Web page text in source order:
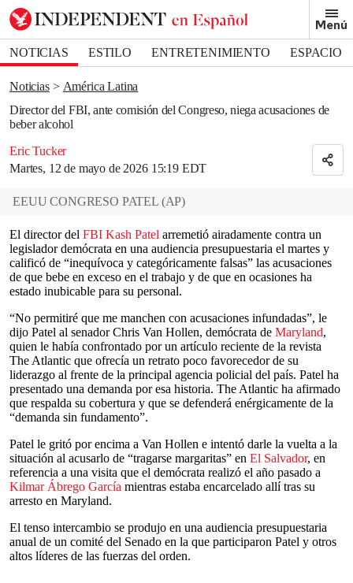
Menú
NOTICIAS ESTILO ENTRETENIMIENTO
ESPACIO
DEPORTES
Noticias
América Latina
Director del FBI, ante comisión del Congreso, niega acusaciones de
beber alcohol
Eric Tucker
Martes, 12 de mayo de 2026 15:19 EDT
Bookmark popover
Removed from bookmarks
Close popover
EEUU CONGRESO PATEL (AP)
El director del FBI Kash Patel arremetió airadamente contra un
legislador demócrata en una audiencia presupuestaria el martes y
calificó de “inequívoca y categóricamente falsas” las acusaciones
de que bebe en exceso en el trabajo y de que en ocasiones ha
estado inubicable para su personal.
“No permitiré que me manchen con acusaciones infundadas”, le
dijo Patel al senador Chris Van Hollen, demócrata de Maryland,
quien le había confrontado por un artículo reciente de la revista
The Atlantic que ofrecía un retrato poco favorecedor de su
liderazgo al frente de la principal agencia policial del país. Patel ha
presentado una demanda por esa historia. The Atlantic ha afirmado
que respalda su cobertura y que se defenderá enérgicamente de la
“demanda sin fundamento”.
Patel le gritó por encima a Van Hollen e intentó darle la vuelta a la
situación al acusarlo de “tragarse margaritas” en El Salvador, en
referencia a una visita que el demócrata realizó el año pasado a
Kilmar Ábrego García mientras estaba encarcelado allí tras su
arresto en Maryland.
El tenso intercambio se produjo en una audiencia presupuestaria
anual de un comité del Senado en la que participaron Patel y otros
altos líderes de las fuerzas del orden.